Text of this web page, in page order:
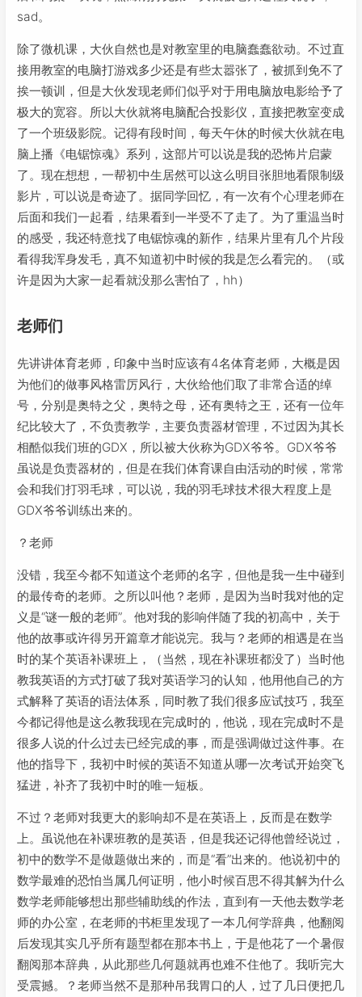
sad。
除了微机课，大伙自然也是对教室里的电脑蠢蠢欲动。不过直
接用教室的电脑打游戏多少还是有些太嚣张了，被抓到免不了
挨一顿训，但是大伙发现老师们似乎对于用电脑放电影给予了
极大的宽容。所以大伙就将电脑配合投影仪，直接把教室变成
了一个班级影院。记得有段时间，每天午休的时候大伙就在电
脑上播《电锯惊魂》系列，这部片可以说是我的恐怖片启蒙
了。现在想想，一帮初中生居然可以这么明目张胆地看限制级
影片，可以说是奇迹了。据同学回忆，有一次有个心理老师在
后面和我们一起看，结果看到一半受不了走了。为了重温当时
的感受，我还特意找了电锯惊魂的新作，结果片里有几个片段
看得我浑身发毛，真不知道初中时候的我是怎么看完的。（或
许是因为大家一起看就没那么害怕了，hh）
老师们
先讲讲体育老师，印象中当时应该有4名体育老师，大概是因
为他们的做事风格雷厉风行，大伙给他们取了非常合适的绰
号，分别是奥特之父，奥特之母，还有奥特之王，还有一位年
纪比较大了，不负责教学，主要负责器材管理，不过因为其长
相酷似我们班的GDX，所以被大伙称为GDX爷爷。GDX爷爷
虽说是负责器材的，但是在我们体育课自由活动的时候，常常
会和我们打羽毛球，可以说，我的羽毛球技术很大程度上是
GDX爷爷训练出来的。
？老师
没错，我至今都不知道这个老师的名字，但他是我一生中碰到
的最传奇的老师。之所以叫他？老师，是因为当时我对他的定
义是“谜一般的老师”。他对我的影响伴随了我的初高中，关于
他的故事或许得另开篇章才能说完。我与？老师的相遇是在当
时的某个英语补课班上，（当然，现在补课班都没了）当时他
教我英语的方式打破了我对英语学习的认知，他用他自己的方
式解释了英语的语法体系，同时教了我们很多应试技巧，我至
今都记得他是这么教我现在完成时的，他说，现在完成时不是
很多人说的什么过去已经完成的事，而是强调做过这件事。在
他的指导下，我初中时候的英语不知道从哪一次考试开始突飞
猛进，补齐了我初中时的唯一短板。
不过？老师对我更大的影响却不是在英语上，反而是在数学
上。虽说他在补课班教的是英语，但是我还记得他曾经说过，
初中的数学不是做题做出来的，而是“看”出来的。他说初中的
数学最难的恐怕当属几何证明，他小时候百思不得其解为什么
数学老师能够想出那些辅助线的作法，直到有一天他去数学老
师的办公室，在老师的书柜里发现了一本几何学辞典，他翻阅
后发现其实几乎所有题型都在那本书上，于是他花了一个暑假
翻阅那本辞典，从此那些几何题就再也难不住他了。我听完大
受震撼。？老师当然不是那种吊我胃口的人，过了几日便把几